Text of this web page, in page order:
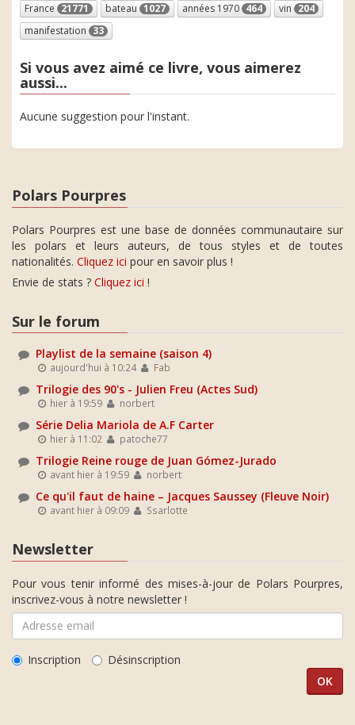
France 21771 bateau 1027 années 1970 464 vin 204
manifestation 33
Si vous avez aimé ce livre, vous aimerez
aussi...
Aucune suggestion pour l'instant.
Polars Pourpres
Polars Pourpres est une base de données communautaire sur
les polars et leurs auteurs, de tous styles et de toutes
nationalités. Cliquez ici pour en savoir plus !
Envie de stats ? Cliquez ici !
Sur le forum
Playlist de la semaine (saison 4)
aujourd'hui à 10:24 Fab
Trilogie des 90's - Julien Freu (Actes Sud)
hier à 19:59 norbert
Série Delia Mariola de A.F Carter
hier à 11:02 patoche77
Trilogie Reine rouge de Juan Gómez-Jurado
avant hier à 19:59 norbert
Ce qu'il faut de haine – Jacques Saussey (Fleuve Noir)
avant hier à 09:09 Ssarlotte
Newsletter
Pour vous tenir informé des mises-à-jour de Polars Pourpres,
inscrivez-vous à notre newsletter !
Inscription Désinscription